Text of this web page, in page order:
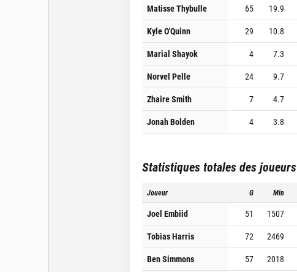
Matisse Thybulle
65 19.9
Kyle O'Quinn
29 10.8
Marial Shayok
4 7.3
Norvel Pelle
24 9.7
Zhaire Smith
7 4.7
Jonah Bolden
4 3.8
Statistiques totales des joueurs
Joueur G Min
Joel Embiid 51 1507
Tobias Harris
72 2469
Ben Simmons
57 2018